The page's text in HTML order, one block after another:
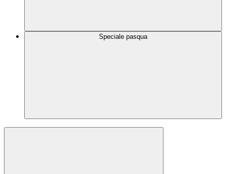
Speciale pasqua